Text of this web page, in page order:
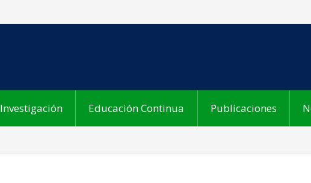
Investigación Educación Continua Publicaciones